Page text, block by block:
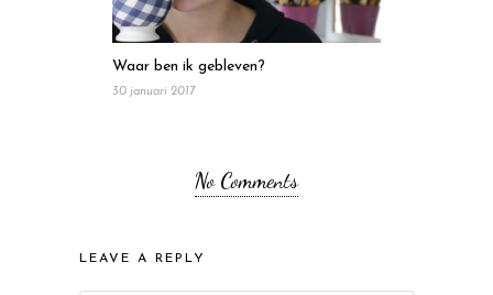
Waar ben ik gebleven?
30 januari 2017
No Comments
LEAVE A REPLY